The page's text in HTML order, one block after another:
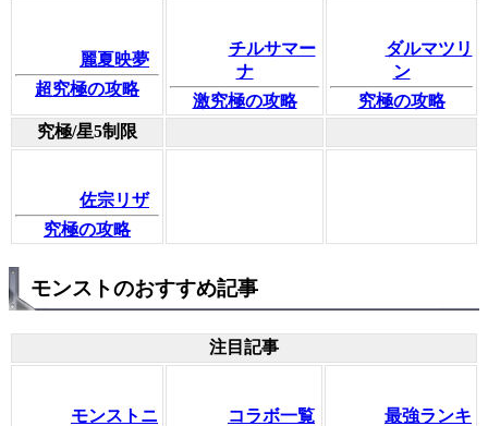
麗夏映夢
超究極の攻略
チルサマー
ナ
激究極の攻略
ダルマツリ
ン
究極の攻略
究極/星5制限
佐宗リザ
究極の攻略
モンストのおすすめ記事
注目記事
モンストニ
コラボ一覧
最強ランキ